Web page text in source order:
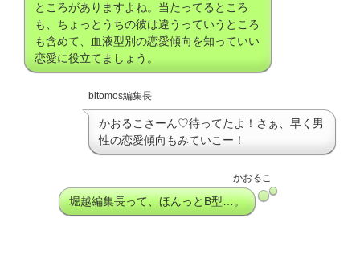
ところがありますよね。当たってるところ
も、ちょっとうちの彼は違うっていうところ
も含めて、血液型別の恋愛傾向を知っていい
恋愛に役立てましょう。
bitomos編集長
かおるこさーん♡待ってたよ！さぁ、早く男
性の恋愛傾向もみていこー！
かおるこ
堀越編集長って、ほんっとB型…。